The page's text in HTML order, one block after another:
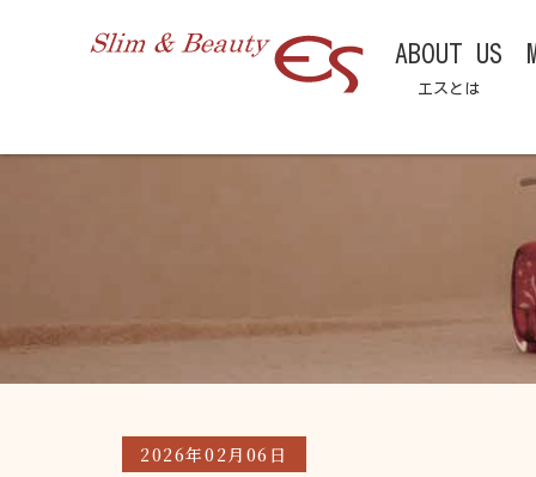
ABOUT US
エスとは
2026年02月06日